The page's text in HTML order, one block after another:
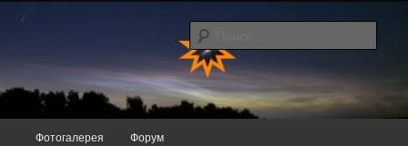
содержимому
AstroDrome
Фотогалерея Форум